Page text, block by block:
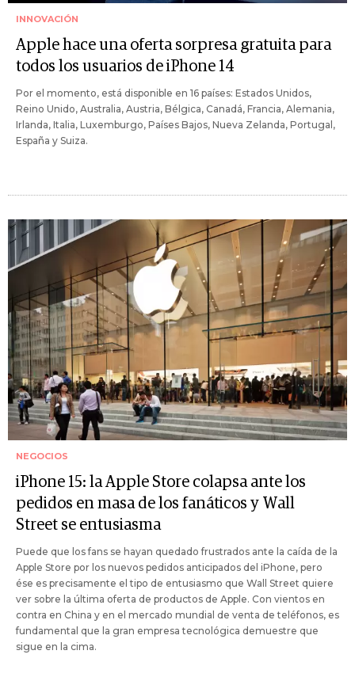
INNOVACIÓN
Apple hace una oferta sorpresa gratuita para
todos los usuarios de iPhone 14
Por el momento, está disponible en 16 países: Estados Unidos,
Reino Unido, Australia, Austria, Bélgica, Canadá, Francia, Alemania,
Irlanda, Italia, Luxemburgo, Países Bajos, Nueva Zelanda, Portugal,
España y Suiza.
NEGOCIOS
iPhone 15: la Apple Store colapsa ante los
pedidos en masa de los fanáticos y Wall
Street se entusiasma
Puede que los fans se hayan quedado frustrados ante la caída de la
Apple Store por los nuevos pedidos anticipados del iPhone, pero
ése es precisamente el tipo de entusiasmo que Wall Street quiere
ver sobre la última oferta de productos de Apple. Con vientos en
contra en China y en el mercado mundial de venta de teléfonos, es
fundamental que la gran empresa tecnológica demuestre que
sigue en la cima.